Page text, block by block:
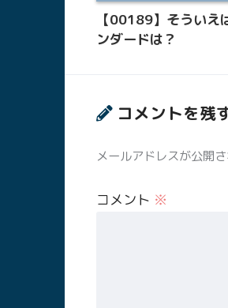
【00189】そういえ
ンダードは？
コメントを残
メールアドレスが公開
コメント ※